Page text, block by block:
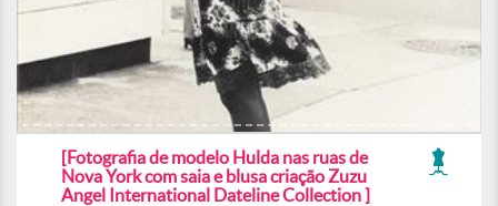
[Fotografia de modelo Hulda nas ruas de
Nova York com saia e blusa criação Zuzu
Angel International Dateline Collection ]